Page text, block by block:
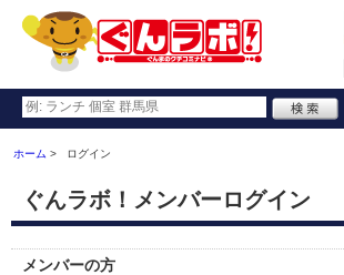
ホーム ログイン
ぐんラボ！メンバーログイン
メンバーの方